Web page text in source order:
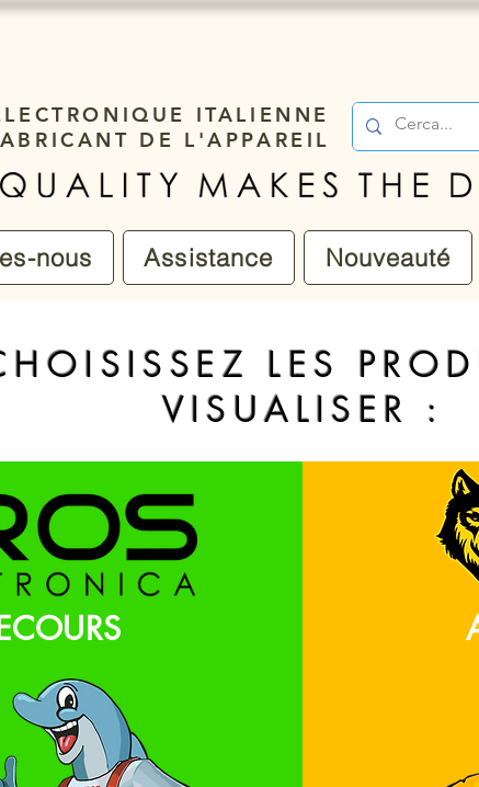
ITALIENNE
DE L'APPAREIL
nous Assistance Nouveauté
LES
VISUALISER :